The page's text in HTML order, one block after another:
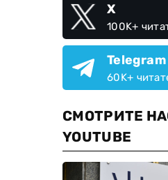
X
100K+
Telegram
60K+
СМОТРИТЕ
YOUTUBE